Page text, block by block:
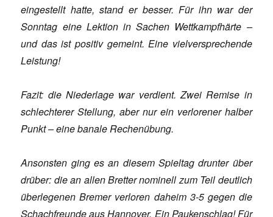
eingestellt hatte, stand er besser. Für ihn war der
Sonntag eine Lektion in Sachen Wettkampfhärte –
und das ist positiv gemeint. Eine vielversprechende
Leistung!
Fazit: die Niederlage war verdient. Zwei Remise in
schlechterer Stellung, aber nur ein verlorener halber
Punkt – eine banale Rechenübung.
Ansonsten ging es an diesem Spieltag drunter über
drüber: die an allen Bretter nominell zum Teil deutlich
überlegenen Bremer verloren daheim 3-5 gegen die
Schachfreunde aus Hannover. Ein Paukenschlag! Für